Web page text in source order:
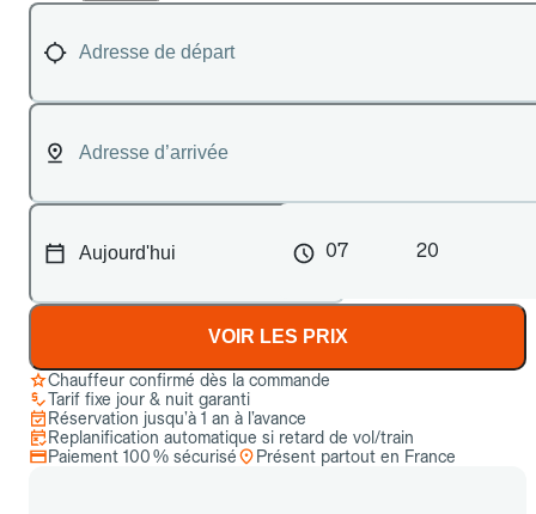
07 20
VOIR LES PRIX
Chauffeur confirmé dès la commande
Tarif fixe jour & nuit garanti
Réservation jusqu’à 1 an à l’avance
Replanification automatique si retard de vol/train
Paiement 100 % sécurisé
Présent partout en France